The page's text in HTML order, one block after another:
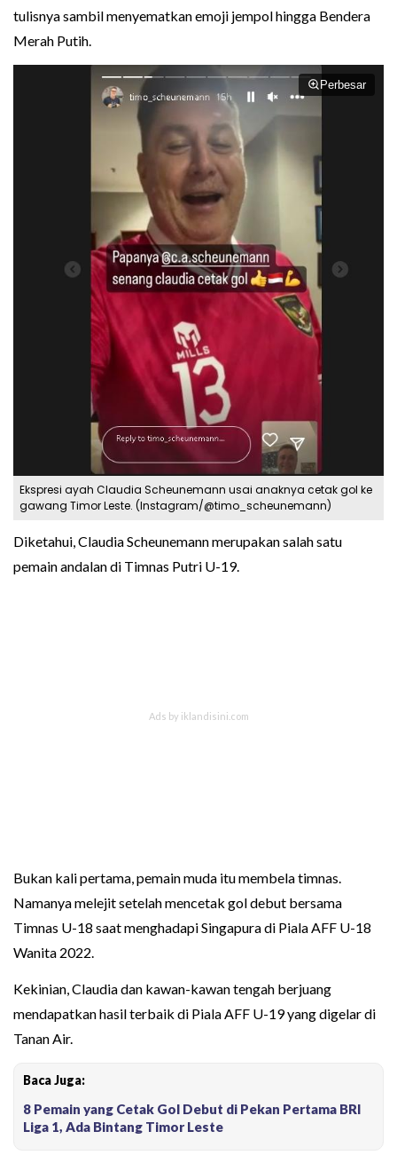
tulisnya sambil menyematkan emoji jempol hingga Bendera
Merah Putih.
Perbesar
Ekspresi ayah Claudia Scheunemann usai anaknya cetak gol ke
gawang Timor Leste. (Instagram/@timo_scheunemann)
Diketahui, Claudia Scheunemann merupakan salah satu
pemain andalan di Timnas Putri U-19.
Bukan kali pertama, pemain muda itu membela timnas.
Namanya melejit setelah mencetak gol debut bersama
Timnas U-18 saat menghadapi Singapura di Piala AFF U-18
Wanita 2022.
Kekinian, Claudia dan kawan-kawan tengah berjuang
mendapatkan hasil terbaik di Piala AFF U-19 yang digelar di
Tanan Air.
Baca Juga:
8 Pemain yang Cetak Gol Debut di Pekan Pertama BRI
Liga 1, Ada Bintang Timor Leste